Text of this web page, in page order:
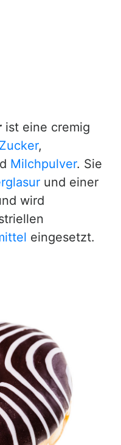
ist eine cremig
Zucker,
Milchpulver. Sie
und einer
wird
eingesetzt.